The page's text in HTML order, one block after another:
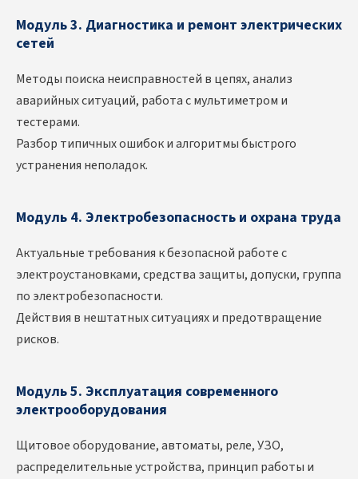
Модуль 3. Диагностика и ремонт электрических
сетей
Методы поиска неисправностей в цепях, анализ
аварийных ситуаций, работа с мультиметром и
тестерами.
Разбор типичных ошибок и алгоритмы быстрого
устранения неполадок.
Модуль 4. Электробезопасность и охрана труда
Актуальные требования к безопасной работе с
электроустановками, средства защиты, допуски, группа
по электробезопасности.
Действия в нештатных ситуациях и предотвращение
рисков.
Модуль 5. Эксплуатация современного
электрооборудования
Щитовое оборудование, автоматы, реле, УЗО,
распределительные устройства, принцип работы и